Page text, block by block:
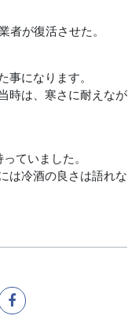
が復活させた。
になります。
時は、寒さに耐えなが
ていました。
は冷酒の良さは語れな